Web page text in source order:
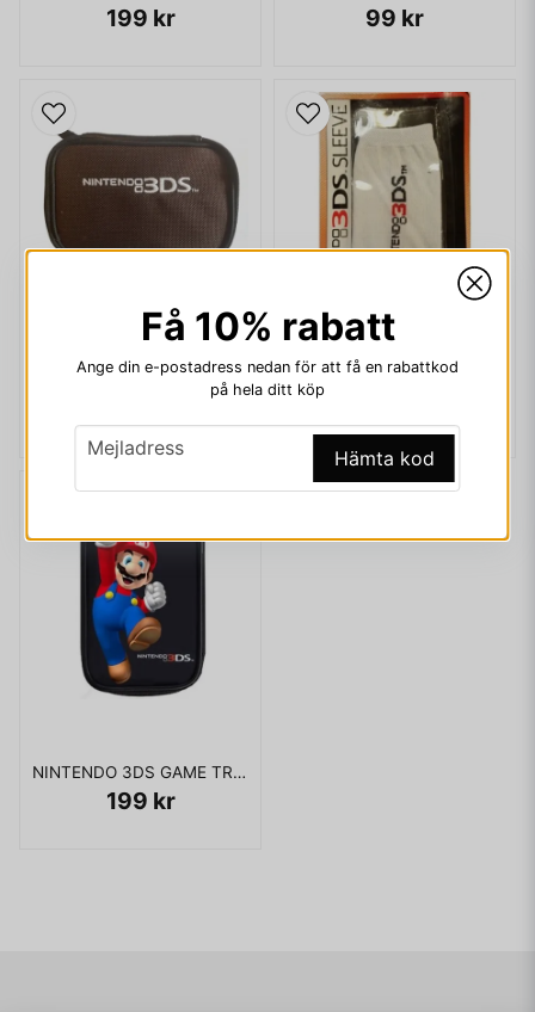
199 kr 99 kr
NINTENDO 3DS VÄSKA NINTENDO 3DS SLEEVE
NINTENDO 3DS GAME TRAVELLER NY
199 kr
Få 10% rabatt
Ange din e-postadress nedan för att få en rabattkod
på hela ditt köp
email
Mejladress Hämta kod